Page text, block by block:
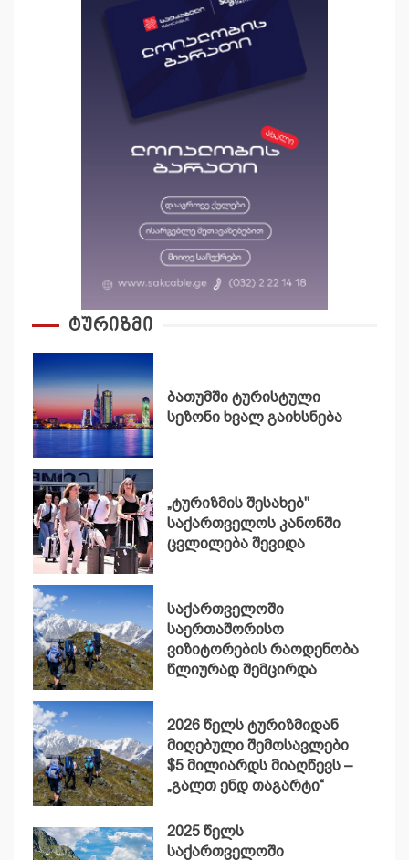
ტურიზმი
ბათუმში ტურისტული
სეზონი ხვალ გაიხსნება
„ტურიზმის შესახებ"
საქართველოს კანონში
ცვლილება შევიდა
საქართველოში
საერთაშორისო
ვიზიტორების რაოდენობა
წლიურად შემცირდა
2026 წელს ტურიზმიდან
მიღებული შემოსავლები
$5 მილიარდს მიაღწევს –
„გალთ ენდ თაგარტი“
2025 წელს
საქართველოში